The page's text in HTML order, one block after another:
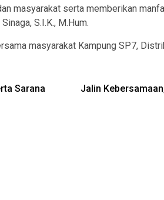
masyarakat serta memberikan
S.I.K., M.Hum.
masyarakat Kampung SP7,
Sarana
Jalin